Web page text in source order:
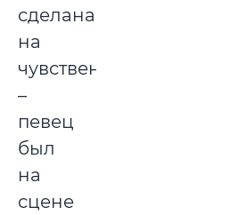
сделана
на
чувственность
–
певец
был
на
сцене